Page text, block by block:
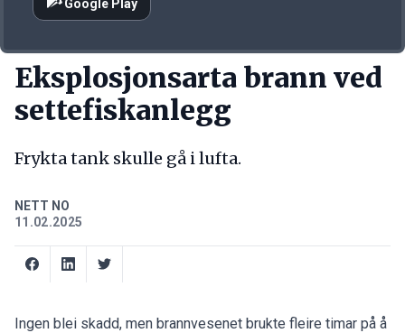
Eksplosjonsarta brann ved
settefiskanlegg
Frykta tank skulle gå i lufta.
NETT NO
11.02.2025
Ingen blei skadd, men brannvesenet brukte fleire timar på å
Google Play